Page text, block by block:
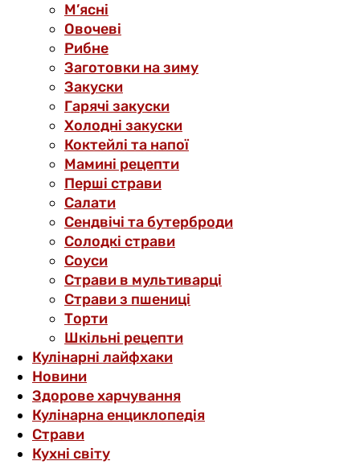
М’ясні
Овочеві
Рибне
Заготовки на зиму
Закуски
Гарячі закуски
Холодні закуски
Коктейлі та напої
Мамині рецепти
Перші страви
Салати
Сендвічі та бутерброди
Солодкі страви
Соуси
Страви в мультиварці
Страви з пшениці
Торти
Шкільні рецепти
Кулінарні лайфхаки
Новини
Здорове харчування
Кулінарна енциклопедія
Страви
Кухні світу